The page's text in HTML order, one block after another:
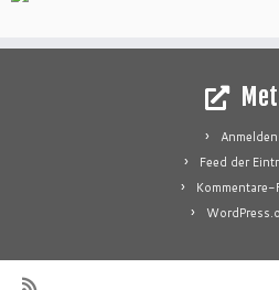
Anmelden
Feed der
Kommentare-